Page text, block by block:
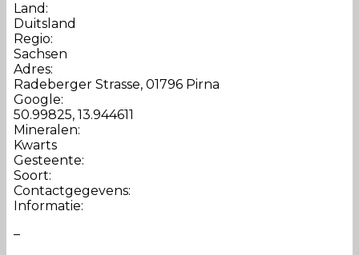
Land:
Duitsland
Regio:
Sachsen
Adres:
Radeberger Strasse, 01796 Pirna
Google:
50.99825, 13.944611
Mineralen:
Kwarts
Gesteente:
Soort:
Contactgegevens:
Informatie:
–